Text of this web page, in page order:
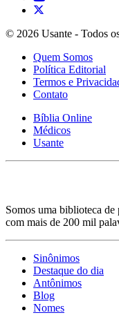
© 2026 Usante - Todos
Quem Somos
Política Editorial
Termos e
Contato
Bíblia Online
Médicos
Usante
Somos uma biblioteca
com mais de 200 mil
Sinônimos
Destaque do dia
Antônimos
Blog
Nomes